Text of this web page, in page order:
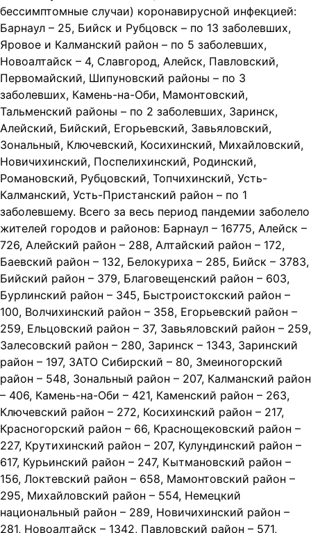
бессимптомные случаи) коронавирусной инфекцией:
Барнаул – 25, Бийск и Рубцовск – по 13 заболевших,
Яровое и Калманский район – по 5 заболевших,
Новоалтайск – 4, Славгород, Алейск, Павловский,
Первомайский, Шипуновский районы – по 3
заболевших, Камень-на-Оби, Мамонтовский,
Тальменский районы – по 2 заболевших, Заринск,
Алейский, Бийский, Егорьевский, Завьяловский,
Зональный, Ключевский, Косихинский, Михайловский,
Новичихинский, Поспелихинский, Родинский,
Романовский, Рубцовский, Топчихинский, Усть-
Калманский, Усть-Пристанский район – по 1
заболевшему. Всего за весь период пандемии заболело
жителей городов и районов: Барнаул – 16775, Алейск –
726, Алейский район – 288, Алтайский район – 172,
Баевский район – 132, Белокуриха – 285, Бийск – 3783,
Бийский район – 379, Благовещенский район – 603,
Бурлинский район – 345, Быстроистокский район –
100, Волчихинский район – 358, Егорьевский район –
259, Ельцовский район – 37, Завьяловский район – 259,
Залесовский район – 280, Заринск – 1343, Заринский
район – 197, ЗАТО Сибирский – 80, Змеиногорский
район – 548, Зональный район – 207, Калманский район
– 406, Камень-на-Оби – 421, Каменский район – 263,
Ключевский район – 272, Косихинский район – 217,
Красногорский район – 66, Краснощековский район –
227, Крутихинский район – 207, Кулундинский район –
617, Курьинский район – 247, Кытмановский район –
156, Локтевский район – 658, Мамонтовский район –
295, Михайловский район – 554, Немецкий
национальный район – 289, Новичихинский район –
281, Новоалтайск – 1342, Павловский район – 571,